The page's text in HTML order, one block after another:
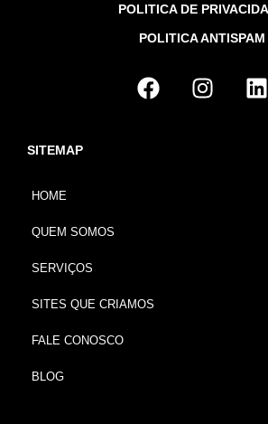
POLITICA DE
POLITICA ANTISPAM
SITEMAP
HOME
QUEM SOMOS
SERVIÇOS
SITES QUE CRIAMOS
FALE CONOSCO
BLOG